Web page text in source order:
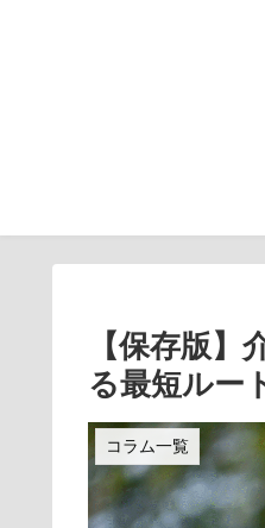
【保存版
る最短ルー
コラム一覧